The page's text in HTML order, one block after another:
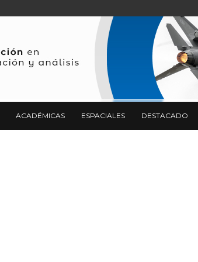
ACADÉMICAS ESPACIALES DESTACADO